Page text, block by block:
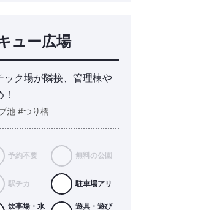
ュー広場
ク場が隣接、管理棟や
池 #つり橋
予約不要 無料の公園
駅チカ 駐車場アリ
炊事場・水
遊具・遊び